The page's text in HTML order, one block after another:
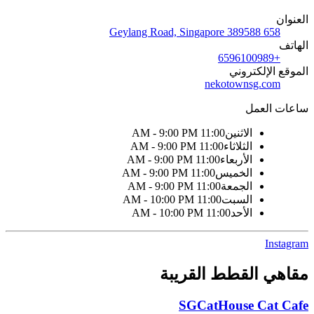
العنوان
658 Geylang Road, Singapore 389588
الهاتف
+6596100989
الموقع الإلكتروني
nekotownsg.com
ساعات العمل
الاثنين11:00 AM - 9:00 PM
الثلاثاء11:00 AM - 9:00 PM
الأربعاء11:00 AM - 9:00 PM
الخميس11:00 AM - 9:00 PM
الجمعة11:00 AM - 9:00 PM
السبت11:00 AM - 10:00 PM
الأحد11:00 AM - 10:00 PM
Instagram
مقاهي القطط القريبة
SGCatHouse Cat Cafe